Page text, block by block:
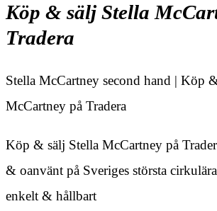
Köp & sälj Stella
Tradera
Stella McCartney second hand | Köp
McCartney på Tradera
Köp & sälj Stella McCartney på
& oanvänt på Sveriges största
enkelt & hållbart